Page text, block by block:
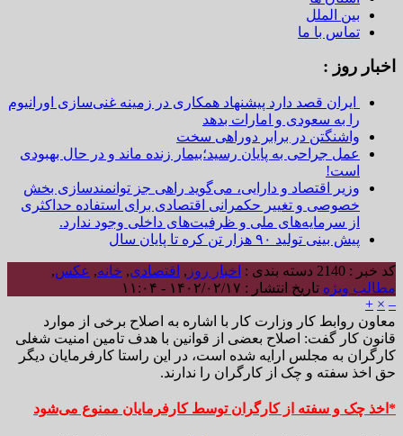
بین الملل
تماس با ما
اخبار روز :
ایران قصد دارد پیشنهاد همکاری در زمینه غنی‌سازی اورانیوم
را به سعودی و امارات بدهد
واشنگتن در برابر دوراهی سخت
عمل جراحی به پایان رسید؛بیمار زنده ماند و در حال بهبودی
است!
وزیر اقتصاد و دارایی، می‌گوید راهی جز توانمندسازی بخش
خصوصی و تغییر حکمرانی اقتصادی برای استفاده حداکثری
از سرمایه‌های ملی و ظرفیت‌های داخلی وجود ندارد.
پیش بینی تولید ۹۰ هزار تن کره تا پایان سال
کد خبر : 2140 دسته بندی : اخبار روز , اقتصادی, خانه, عکس,
مطالب ویژه تاریخ انتشار : ۱۴۰۲/۰۲/۱۷ - ۱۱:۰۴
–
×
+
معاون روابط کار وزارت کار با اشاره به اصلاح برخی از موارد
قانون کار گفت: اصلاح بعضی از قوانین با هدف تامین امنیت شغلی
کارگران به مجلس ارایه شده است، در این راستا کارفرمایان دیگر
حق اخذ سفته و چک از کارگران را ندارند.
*اخذ چک و سفته از کارگران توسط کارفرمایان ممنوع می‌شود